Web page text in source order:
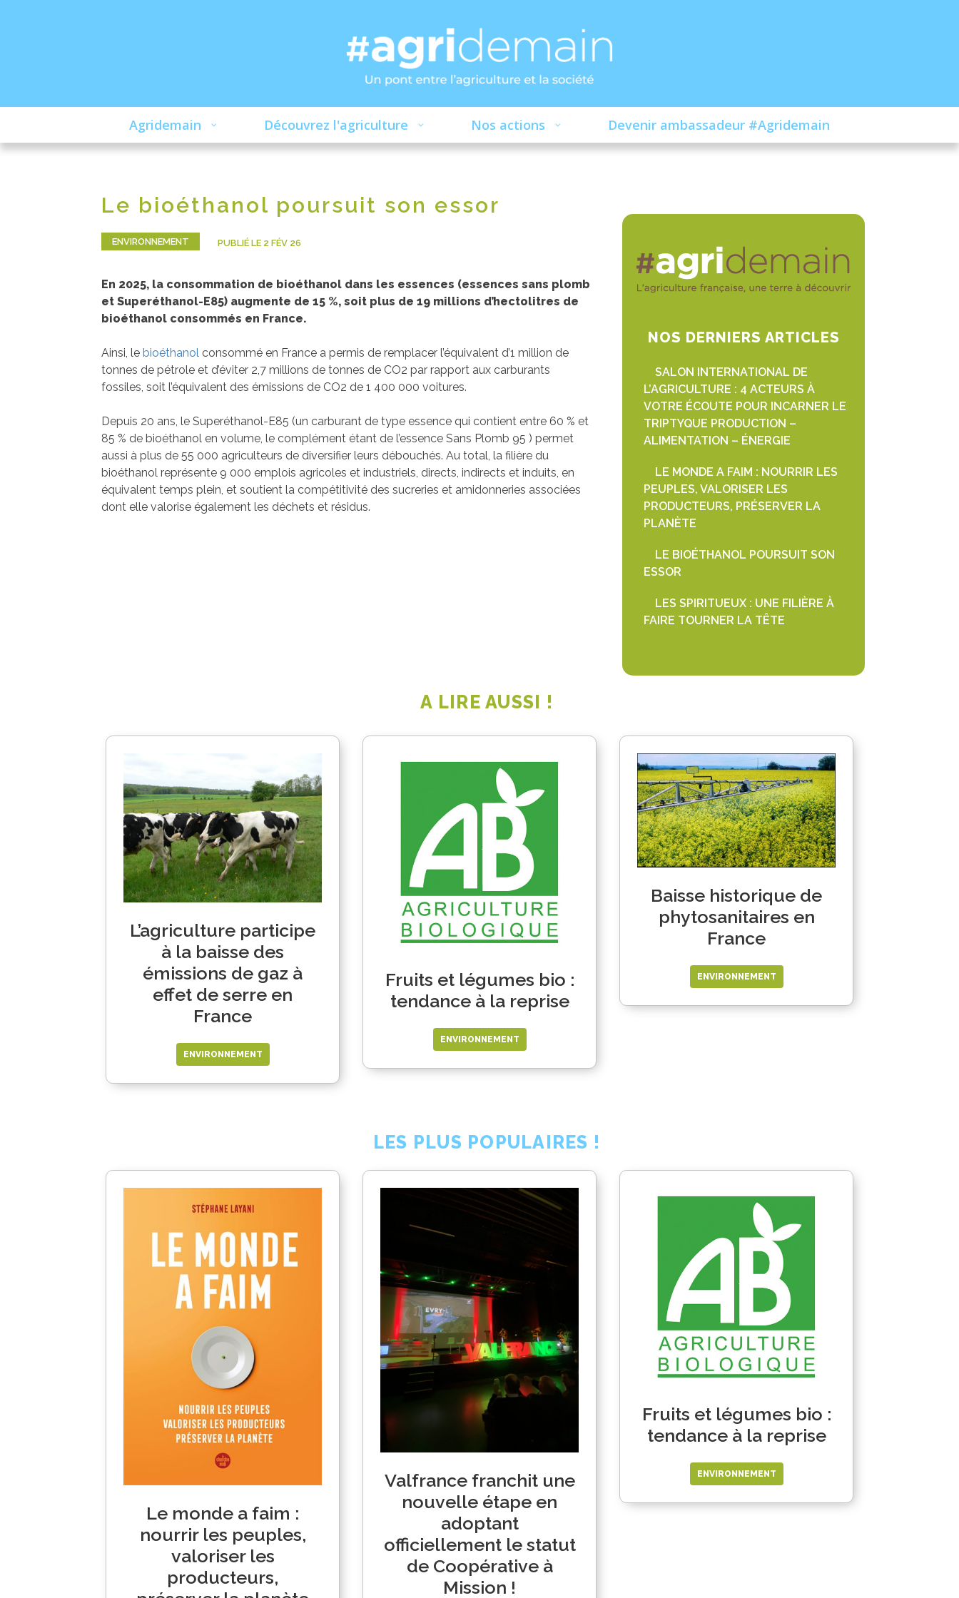
Agridemain Découvrez l'agriculture Nos actions Devenir ambassadeur #Agridemain
Le bioéthanol poursuit son essor
ENVIRONNEMENT PUBLIÉ LE 2 FÉV 26
En 2025, la consommation de bioéthanol dans les essences (essences sans plomb
et Superéthanol-E85) augmente de 15 %, soit plus de 19 millions d’hectolitres de
bioéthanol consommés en France.
Ainsi, le bioéthanol consommé en France a permis de remplacer l’équivalent d’1 million de
tonnes de pétrole et d’éviter 2,7 millions de tonnes de CO2 par rapport aux carburants
fossiles, soit l’équivalent des émissions de CO2 de 1 400 000 voitures.
Depuis 20 ans, le Superéthanol-E85 (un carburant de type essence qui contient entre 60 % et
85 % de bioéthanol en volume, le complément étant de l’essence Sans Plomb 95 ) permet
aussi à plus de 55 000 agriculteurs de diversifier leurs débouchés. Au total, la filière du
bioéthanol représente 9 000 emplois agricoles et industriels, directs, indirects et induits, en
équivalent temps plein, et soutient la compétitivité des sucreries et amidonneries associées
dont elle valorise également les déchets et résidus.
NOS DERNIERS ARTICLES
SALON INTERNATIONAL DE
L’AGRICULTURE : 4 ACTEURS À
VOTRE ÉCOUTE POUR INCARNER LE
TRIPTYQUE PRODUCTION –
ALIMENTATION – ÉNERGIE
LE MONDE A FAIM : NOURRIR LES
PEUPLES, VALORISER LES
PRODUCTEURS, PRÉSERVER LA
PLANÈTE
LE BIOÉTHANOL POURSUIT SON
ESSOR
LES SPIRITUEUX : UNE FILIÈRE À
FAIRE TOURNER LA TÊTE
A LIRE AUSSI !
L’agriculture participe
à la baisse des
émissions de gaz à
effet de serre en
France
ENVIRONNEMENT
Fruits et légumes bio :
tendance à la reprise
ENVIRONNEMENT
Baisse historique de
phytosanitaires en
France
ENVIRONNEMENT
LES PLUS POPULAIRES !
Le monde a faim :
nourrir les peuples,
valoriser les
producteurs,
Valfrance franchit une
nouvelle étape en
adoptant
officiellement le statut
de Coopérative à
Mission !
Fruits et légumes bio :
tendance à la reprise
ENVIRONNEMENT